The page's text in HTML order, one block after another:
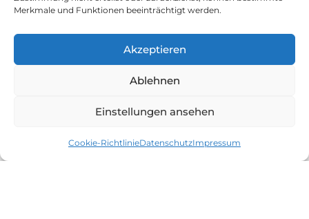
Merkmale und Funktionen beeinträchtigt werden.
Akzeptieren
Ablehnen
Einstellungen ansehen
Cookie-RichtlinieDatenschutzImpressum
PHYSIOTHERAPIE
TRAININGSTHERAPIE
Tel: 072 25 972 90 44